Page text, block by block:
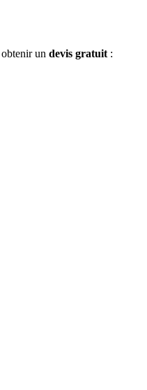
un devis gratuit :